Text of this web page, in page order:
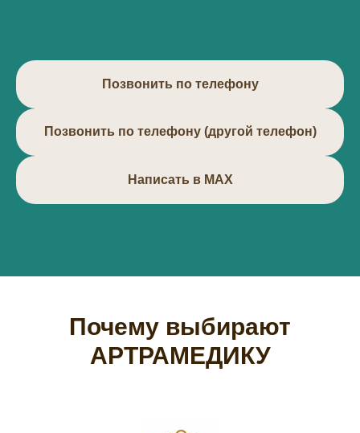
Позвонить по телефону
Позвонить по телефону (другой телефон)
Написать в МАХ
Почему выбирают
АРТРАМЕДИКУ